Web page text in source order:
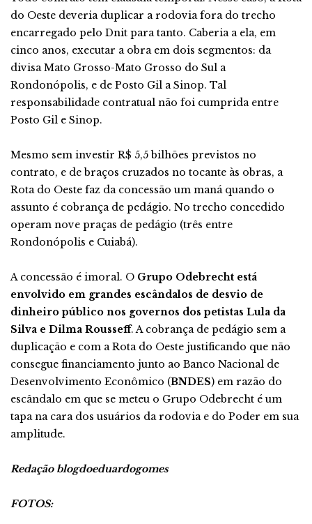
do Oeste deveria duplicar a rodovia fora do trecho
encarregado pelo Dnit para tanto. Caberia a ela, em
cinco anos, executar a obra em dois segmentos: da
divisa Mato Grosso-Mato Grosso do Sul a
Rondonópolis, e de Posto Gil a Sinop. Tal
responsabilidade contratual não foi cumprida entre
Posto Gil e Sinop.
Mesmo sem investir R$ 5,5 bilhões previstos no
contrato, e de braços cruzados no tocante às obras, a
Rota do Oeste faz da concessão um maná quando o
assunto é cobrança de pedágio. No trecho concedido
operam nove praças de pedágio (três entre
Rondonópolis e Cuiabá).
A concessão é imoral. O Grupo Odebrecht está
envolvido em grandes escândalos de desvio de
dinheiro público nos governos dos petistas Lula da
Silva e Dilma Rousseff. A cobrança de pedágio sem a
duplicação e com a Rota do Oeste justificando que não
consegue financiamento junto ao Banco Nacional de
Desenvolvimento Econômico (BNDES) em razão do
escândalo em que se meteu o Grupo Odebrecht é um
tapa na cara dos usuários da rodovia e do Poder em sua
amplitude.
Redação blogdoeduardogomes
FOTOS: